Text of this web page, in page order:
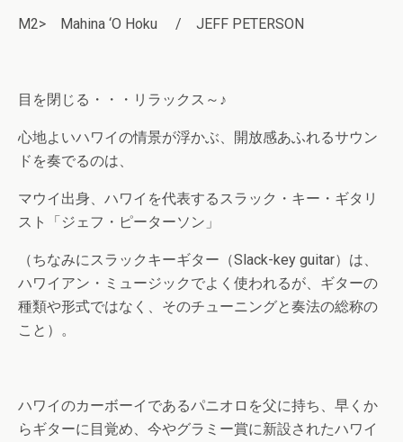
M2> Mahina ‘O Hoku / JEFF PETERSON
目を閉じる・・・リラックス～♪
心地よいハワイの情景が浮かぶ、開放感あふれるサウン
ドを奏でるのは、
マウイ出身、ハワイを代表するスラック・キー・ギタリ
スト「ジェフ・ピーターソン」
（ちなみにスラックキーギター（Slack-key guitar）は、
ハワイアン・ミュージックでよく使われるが、ギターの
種類や形式ではなく、そのチューニングと奏法の総称の
こと）。
ハワイのカーボーイであるパニオロを父に持ち、早くか
らギターに目覚め、今やグラミー賞に新設されたハワイ